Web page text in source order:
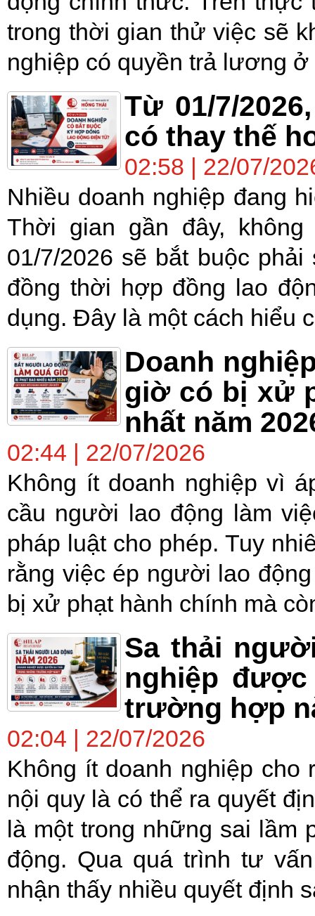
trong thời gian thử việc sẽ
nghiệp có quyền trả lương
Từ 01/7/
có thay thế
02:58 | 22/07/
Nhiều doanh nghiệp đang
Thời gian gần đây,
01/7/2026 sẽ bắt buộc
đồng thời hợp đồng lao
dụng. Đây là một cách hiểu
Doanh
giờ có bị xử
nhất năm
02:44 | 22/07/2026
Không ít doanh nghiệp vì
cầu người lao động làm
pháp luật cho phép. Tuy
rằng việc ép người lao
bị xử phạt hành chính mà
Sa thải
nghiệp
trường hợp
02:04 | 22/07/2026
Không ít doanh nghiệp
nội quy là có thể ra quyết
là một trong những sai lầm
động. Qua quá trình tư
nhận thấy nhiều quyết định